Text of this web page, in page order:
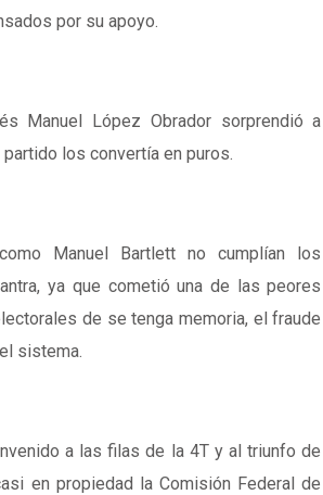
por su apoyo.
Manuel López Obrador sorprendió a
los convertía en puros.
Manuel Bartlett no cumplían los
ya que cometió una de las peores
de se tenga memoria, el fraude
sistema.
a las filas de la 4T y al triunfo de
en propiedad la Comisión Federal de